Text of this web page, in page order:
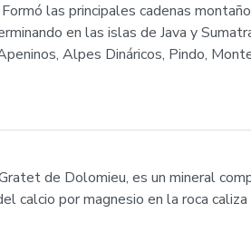
las principales cadenas
en las islas de Java y
Alpes Dináricos, Pindo,
de Dolomieu, es un mineral
calcio por magnesio en la roca caliza